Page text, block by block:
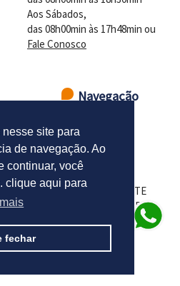
site para
de navegação. Ao
continuar, você
clique aqui para
fechar
Aos Sábados,
das 08h00min às 17h48min ou
Fale Conosco
Navegação
0001-01 - PRESIDENTE
INDUSTRIAL - SANTA CRUZ DO